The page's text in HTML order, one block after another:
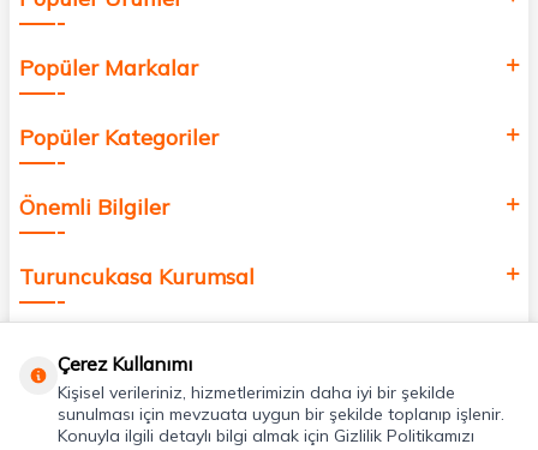
Popüler Markalar
Popüler Kategoriler
Önemli Bilgiler
Turuncukasa Kurumsal
Uygulamalarımız
Çerez Kullanımı
Kişisel verileriniz, hizmetlerimizin daha iyi bir şekilde
sunulması için mevzuata uygun bir şekilde toplanıp işlenir.
Konuyla ilgili detaylı bilgi almak için Gizlilik Politikamızı